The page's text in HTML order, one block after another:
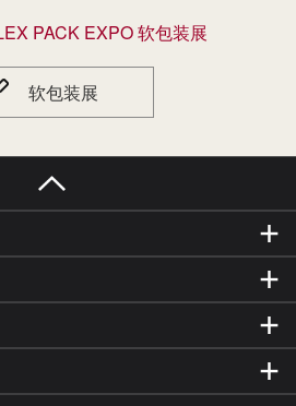
PACK EXPO 软包装展
软包装展